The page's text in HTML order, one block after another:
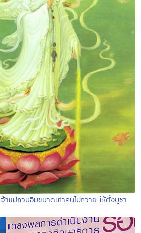
าแม่กวนอิมขนาดเท่าคนไปถวาย ให้ตั้งบูชา